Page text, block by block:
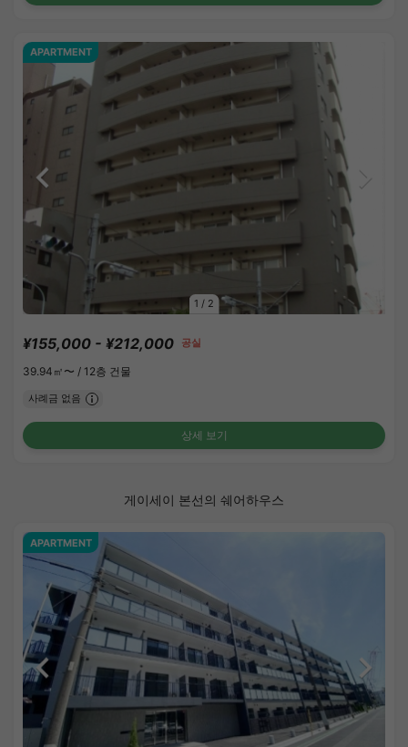
1 / 2
APARTMENT
¥155,000 - ¥212,000 공실
39.94㎡〜 / 12층 건물
사례금 없음
상세 보기
게이세이 본선의 쉐어하우스
APARTMENT